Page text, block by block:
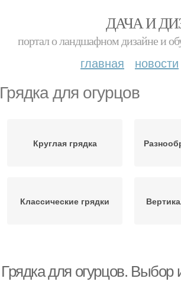
ДАЧА И
портал о ландшафном дизайне и
главная новости
Грядка для огурцов
Круглая грядка
Классические грядки
Грядка для огурцов. Выбор